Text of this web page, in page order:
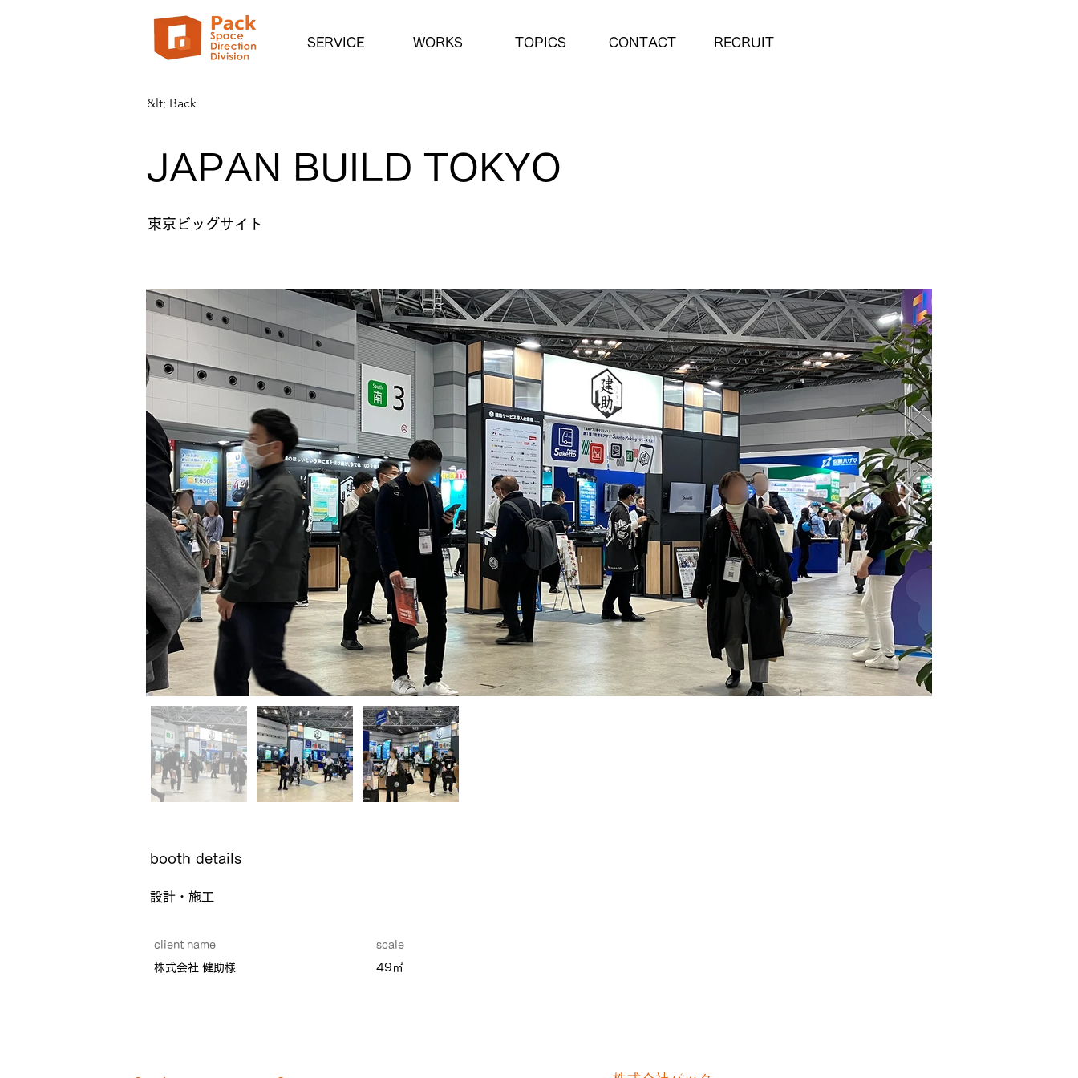
SERVICE WORKS TOPICS CONTACT RECRUIT
&lt; Back
JAPAN BUILD TOKYO
東京ビッグサイト
​booth details
設計・施工
client name
株式会社 健助様
scale
49㎡